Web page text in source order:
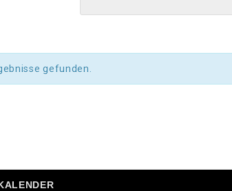
gefunden.